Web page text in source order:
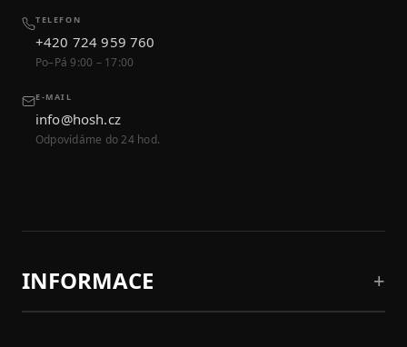
TELEFON
+420 724 959 760
Po–Pá 9:00 – 17:00
E-MAIL
info@hosh.cz
Odpovídáme do 24 hod.
INFORMACE